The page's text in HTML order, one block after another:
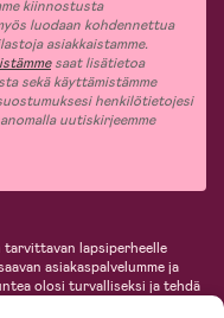
kiinnostusta
luodaan kohdennettua
asiakkaistamme.
saat lisätietoa
sekä käyttämistämme
henkilötietojesi
uutiskirjeemme
tarvittavan lapsiperheelle
asiakaspalvelumme ja
olosi turvalliseksi ja tehdä